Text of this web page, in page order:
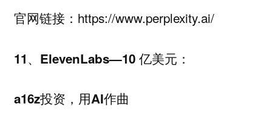
官网链接：https://www.perplexity.ai/
11、ElevenLabs—10 亿美元：
a16z投资，用AI作曲